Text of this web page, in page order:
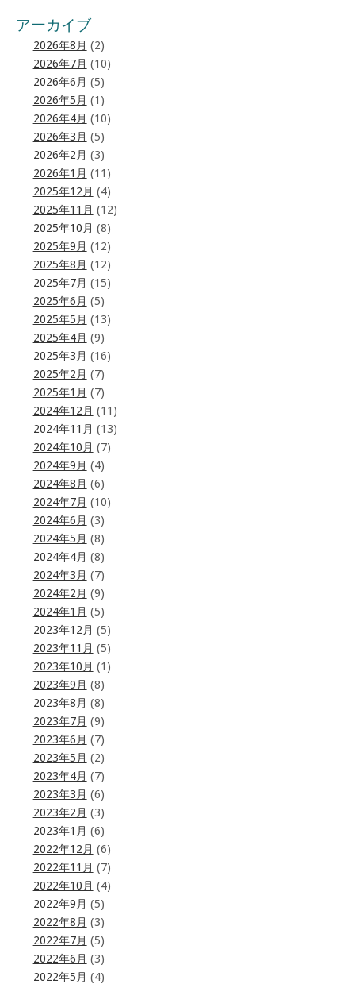
アーカイブ
2026年8月 (2)
2026年7月 (10)
2026年6月 (5)
2026年5月 (1)
2026年4月 (10)
2026年3月 (5)
2026年2月 (3)
2026年1月 (11)
2025年12月 (4)
2025年11月 (12)
2025年10月 (8)
2025年9月 (12)
2025年8月 (12)
2025年7月 (15)
2025年6月 (5)
2025年5月 (13)
2025年4月 (9)
2025年3月 (16)
2025年2月 (7)
2025年1月 (7)
2024年12月 (11)
2024年11月 (13)
2024年10月 (7)
2024年9月 (4)
2024年8月 (6)
2024年7月 (10)
2024年6月 (3)
2024年5月 (8)
2024年4月 (8)
2024年3月 (7)
2024年2月 (9)
2024年1月 (5)
2023年12月 (5)
2023年11月 (5)
2023年10月 (1)
2023年9月 (8)
2023年8月 (8)
2023年7月 (9)
2023年6月 (7)
2023年5月 (2)
2023年4月 (7)
2023年3月 (6)
2023年2月 (3)
2023年1月 (6)
2022年12月 (6)
2022年11月 (7)
2022年10月 (4)
2022年9月 (5)
2022年8月 (3)
2022年7月 (5)
2022年6月 (3)
2022年5月 (4)